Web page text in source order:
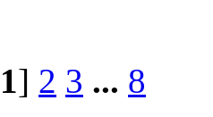
1] 2 3 ... 8